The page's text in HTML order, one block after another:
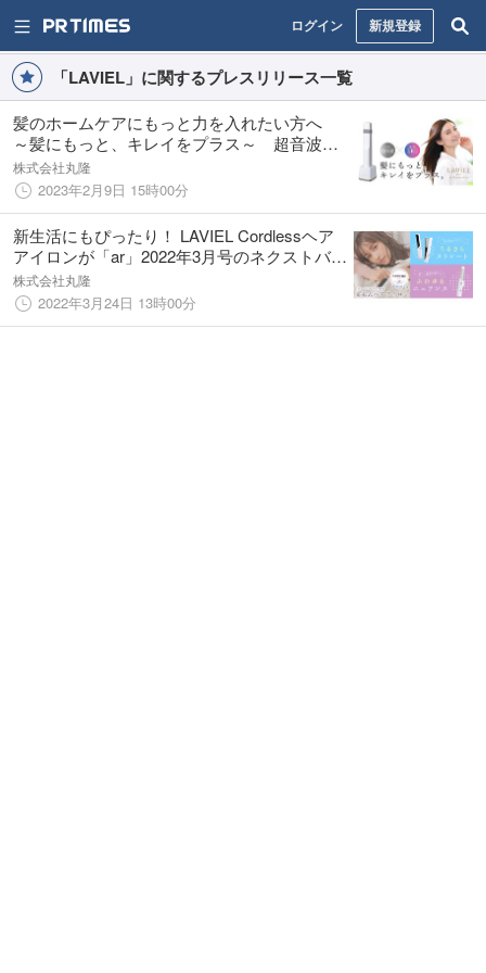
ログイン 新規登録
「LAVIEL」に関するプレスリリース一覧
髪のホームケアにもっと力を入れたい方へ
～髪にもっと、キレイをプラス～ 超音波ト
リートメントヘアアイロン「LAVIEL plus」
2023年3月3日誕生！
株式会社丸隆
2023年2月9日 15時00分
新生活にもぴったり！ LAVIEL Cordlessヘア
アイロンが「ar」2022年3月号のネクストバズ
アイテムに選出されました。
株式会社丸隆
2022年3月24日 13時00分